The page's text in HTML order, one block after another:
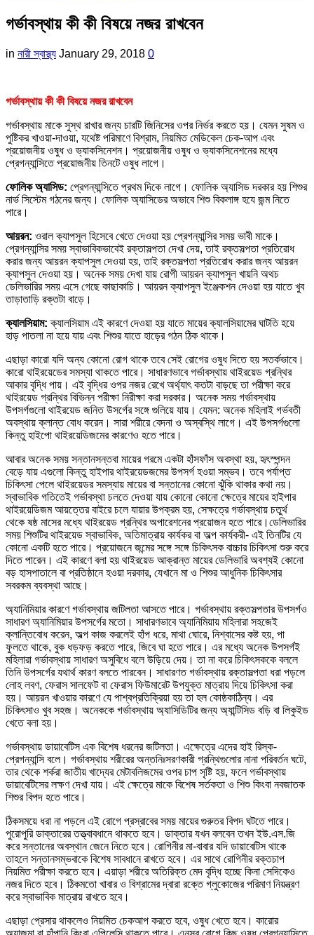
গর্ভাবস্থায় কী কী বিষয়ে নজর রাখবেন
in নারী স্বাস্থ্য January 29, 2018 0
গর্ভাবস্থায় কী কী বিষয়ে নজর রাখবেন
গর্ভাবস্থায় মাকে সুস্থ রাখার জন্য চারটি জিনিসের ওপর নির্ভর করতে হয়। যেমন সুষম ও
পুষ্টিকর খাওয়া-দাওয়া, যথেষ্ট পরিমাণে বিশ্রাম, নিয়মিত মেডিকেল চেক-আপ এবং
প্রয়োজনীয় ওষুধ ও ভ্যাকসিনেশন। প্রয়োজনীয় ওষুধ ও ভ্যাকসিনেশনের মধ্যে
প্রেগন্যান্সিতে প্রয়োজনীয় তিনটে ওষুধ লাগে।
ফোলিক অ্যাসিড: প্রেগন্যান্সিতে প্রথম দিকে লাগে। ফোলিক অ্যাসিড দরকার হয় শিশুর
নার্ভ সিস্টেম গঠনের জন্য। ফোলিক অ্যাসিডের অভাবে শিশু বিকলাঙ্গ হযে জন্ম নিতে
পারে।
আয়রন: ওরাল ক্যাপসুল হিসেবে খেতে দেওয়া হয় প্রেগন্যান্সির সময় ভাবী মাকে।
প্রেগন্যান্সির সময় স্বাভাবিকভাবেই রক্তাসল্পতা দেখা দেয়, তাই রক্তসল্পতা প্রতিরোধ
করার জন্য আয়রন ক্যাপসুল দেওয়া হয়, তাই রক্তসল্পতা প্রতিরোধ করার জন্য আয়রন
ক্যাপসুল দেওয়া হয়। অনেক সময় দেখা যায় রোগী আয়রন ক্যাপসুল খায়নি অথচ
ডেলিভারির সময় এসে গেছে কাছাকাচি। আয়রন ক্যাপসুল ইঞ্জেকশন দেওয়া হয় যাতে খুব
তাড়াতাড়ি রক্তটা বাড়ে।
ক্যালসিয়াম: ক্যালসিয়াম এই কারণে দেওয়া হয় যাতে মায়ের ক্যালসিয়ামের ঘাটতি হয়ে
হাড় পাতলা না হয়ে যায় এবং শিশুর যাতে হাড়ের গঠন ঠিক থাকে।
এছাড়া কারো যদি অন্য কোনো রোগ থাকে তবে সেই রোগের ওষুধ দিতে হয় সতর্কভাবে।
কারো থাইরয়েডের সমস্যা থাকতে পারে। সাধারণভাবে গর্ভাবস্থায় থাইরয়েড গ্রন্থির
আকার বৃদ্ধি পায়। এই বৃদ্ধির ওপর নজর রেখে অর্থ্যাৎ কতটা বাড়ছে তা পরীক্ষা করে
থাইরয়েড গ্রন্থির বিভিন্ন পরীক্ষা নিরীক্ষা করা দরকার। অনেক সময় গর্ভাবস্থায়
উপসর্গগুলো থাইরয়েড জনিত উসর্গের সঙ্গে গুলিয়ে যায়। যেমন: অনেক মহিলাই গর্ভবতী
অবস্থায় ক্লান্ত বোধ করেন। সারা শরীরে বেদনা ও অস্বস্থি লাগে। এই উপসর্গগুলো
কিন্তু হাইপো থাইরয়েডিজমের কারণেও হতে পারে।
আবার অনেক সময় সন্তানসন্তবা মায়ের গরমে একটা হাঁসফাঁস অবস্থা হয়, হৃৎস্পন্দন
বেড়ে যায় এগুলো কিন্তু হাইপার থাইরয়েডজমের উপসর্গ হওয়া সম্ভব। তবে পর্যাপ্ত
চিকিৎসা পেলে থাইরয়েডর সমস্যায় মায়ের বা সন্তানের কোনো ঝুঁকি থাকার কথা নয়।
স্বাভাবিক গতিতেই গর্ভাবস্থা চলতে দেওয়া যায় কোনো কোনো ক্ষেত্রে মায়ের হাইপার
থাইরয়েডিজম আয়ত্তের বাইরে চলে যায়ার উপক্রম হয়, সেক্ষত্রে গর্ভাবস্থায় চতুর্থ
থেকে ষষ্ঠ মাসের মধ্যে থাইরয়েড গ্রন্থির অপারেশনের প্রয়োজন হতে পারে।ডেলিভারির
সময় শিশুটির থাইরয়েড স্বাভাবিক, অতিমাত্রায় কার্যকর বা অল্প কার্যকরী- এই তিনটির যে
কোনো একটি হতে পারে। প্রয়োজনে জন্মের সঙ্গে সঙ্গে চিকিৎসক বাচ্চার চিকিৎসা শুরু করে
দিতে পারেন। এই কারণে বলা হয় থাইরয়েড আক্রান্ত মায়ের ডেলিভারি অবশ্যই কোনো
বড় হাসপাতালে বা প্রতিষ্ঠানে হওয়া দরকার, যেখানে মা ও শিশুর আধুনিক চিকিৎসার
সবরকম ব্যবস্থা আছে।
অ্যানিমিয়ার কারণে গর্ভাবস্থায় জটিলতা আসতে পারে। গর্ভাবস্থায় রক্তসল্পতার উপসর্গও
সাধারণ অ্যানিমিয়ার উপসর্গের মতো। সাধারণভাবে অ্যানিমিয়ায় মহিলারা সহজেই
ক্লান্তিবোধ করেন, অল্প কাজ করলেই হাঁপ ধরে, মাথা ঘোরে, নিশ্বাসের কষ্ট হয়, পা
ফুলতে থাকে, বুক ধড়ফড় করতে পারে, জিবে ঘা হতে পারে। এর মধ্যে অনেক উপসর্গই
মহিলারা গর্ভাবস্থায় সাধারণ অসুবিধে বলে উড়িয়ে দেয়। তা না করে চিকিৎসককে বললে
তিনি উপসর্গের যথার্থ কারণ বলতে পারবেন। সাধারণত গর্ভাবস্থায় রক্তাসল্পতা ধরা পড়লে
লোহ লবণ, ফেরাস সালফেট বা ফেরাস ফিউমারেট উপযুক্ত মাত্রায় দিয়ে চিকিৎসা করা
হয়। আয়রন খাওয়ার কারণে যে পাশ্বপ্রতিক্রিয়া হয় তা হল কোষ্ঠকাঠিন্য। এর
চিকিৎসাও খুব সহজ। অনেককে গর্ভাবস্থায় অ্যাসিডিটির জন্য অ্যান্টিসিড বড়ি বা লিকুইড
খেতে বলা হয়।
গর্ভাবস্থায় ডায়াবেটিস এক বিশেষ ধরনের জটিলতা। এক্ষেত্রে এদের হাই রিস্ক-
প্রেগন্যান্সি বলে। গর্ভাবস্থায় শরীরের অন্তনিঃসরণকারী গ্রন্থিগুলোর নানা পরিবর্তন ঘটে,
তার থেকে শর্করা জাতীয় খাদ্যের মেটাবলিজমের ওপর চাপ সৃষ্টি হয়, ফলে গর্ভাবস্থায়
ডায়াবেটিসের লক্ষণ দেখা যায়। এই ক্ষেত্রে মাকে বিশেষ সর্তকতা ও শিশু কিংবা নবজাতক
শিশুর বিপদ হতে পারে।
ঠিকসময়ে ধরা না পড়লে এই রোগে প্রস্রাবের সময় মায়ের গুরুতর বিপদ ঘটতে পারে।
পুরোপুরি ডাক্তারের তত্ত্বাবধানে থাকতে হবে। ডাক্তার যখন বলবেন তখন ইউ.এস.জি
করে সন্তানের অবস্থান জেনে নিতে হবে। রোগিনীর মা-বাবার যদি ডায়াবেটিস থাকে
তাহলে সন্তানসম্ভবাকে বিশেষ সাবধানে রাখতে হবে। এর সাথে রোগিনীর রক্তচাপ
নিয়মিত পরীক্ষা করতে হবে। এয়াড়া শরীরে অতিরিক্ত মেদ বৃদ্ধি হচ্ছে কিনা সেদিকেও
নজর দিতে হবে। ঠিকমতো খাবার ও বিশ্রামের দ্বারা রক্তে গ্লুকোজের পরিমাণ নিয়ন্ত্রণ
করে স্বাভাবিক মাত্রায় রাখতে হবে।
এছাড়া প্রেসার থাকলেও নিয়মিত চেকআপ করতে হবে, ওষুধ খেতে হবে। কারোর